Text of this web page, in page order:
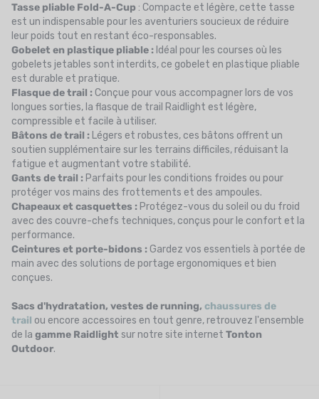
Tasse pliable Fold-A-Cup : Compacte et légère, cette tasse
est un indispensable pour les aventuriers soucieux de réduire
leur poids tout en restant éco-responsables.
Gobelet en plastique pliable : Idéal pour les courses où les
gobelets jetables sont interdits, ce gobelet en plastique pliable
est durable et pratique.
Flasque de trail : Conçue pour vous accompagner lors de vos
longues sorties, la flasque de trail Raidlight est légère,
compressible et facile à utiliser.
Bâtons de trail : Légers et robustes, ces bâtons offrent un
soutien supplémentaire sur les terrains difficiles, réduisant la
fatigue et augmentant votre stabilité.
Gants de trail : Parfaits pour les conditions froides ou pour
protéger vos mains des frottements et des ampoules.
Chapeaux et casquettes : Protégez-vous du soleil ou du froid
avec des couvre-chefs techniques, conçus pour le confort et la
performance.
Ceintures et porte-bidons : Gardez vos essentiels à portée de
main avec des solutions de portage ergonomiques et bien
conçues.
Sacs d'hydratation, vestes de running, chaussures de
trail ou encore accessoires en tout genre, retrouvez l'ensemble
de la gamme Raidlight sur notre site internet Tonton
Outdoor.